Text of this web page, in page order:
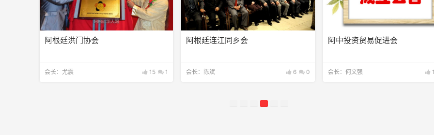
阿根廷洪门协会
会长：尤震 15 1
阿根廷连江同乡会
会长：陈斌 6 0
阿中投资贸易促进会
会长：何文强